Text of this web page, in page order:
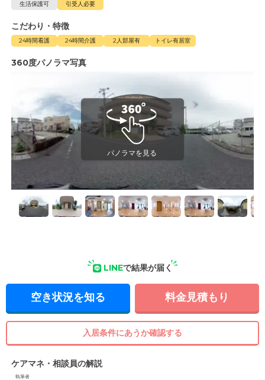
生活保護可
引受人必要
こだわり・特徴
24時間看護 24時間介護 2人部屋有 トイレ有居室
360度パノラマ写真
LINEで結果が届く
空き状況を知る 料金見積もり
入居条件にあうか確認する
ケアマネ・相談員の解説
執筆者